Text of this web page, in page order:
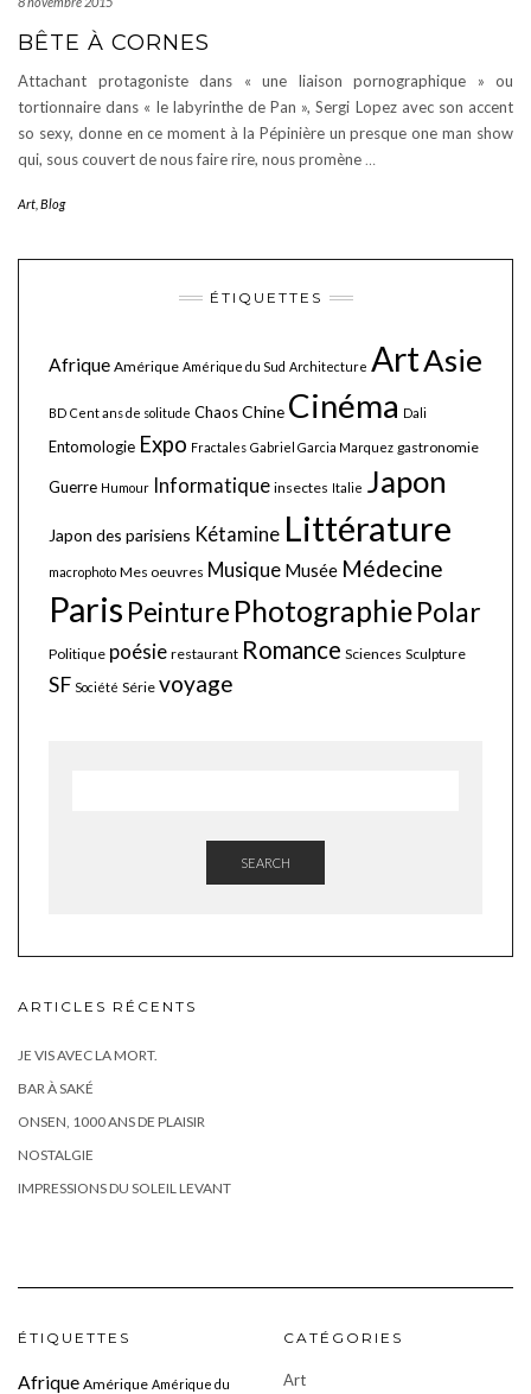
BÊTE À CORNES
Attachant protagoniste dans « une liaison pornographique » ou
tortionnaire dans « le labyrinthe de Pan », Sergi Lopez avec son accent
so sexy, donne en ce moment à la Pépinière un presque one man show
qui, sous couvert de nous faire rire, nous promène …
Art Blog
ÉTIQUETTES
Afrique Amérique Amérique du Sud Architecture ArtAsie
BD Cent ans de solitude ChaosChine Cinéma Dali
Entomologie Expo Fractales Gabriel Garcia Marquez gastronomie
Guerre Humour Informatique insectes Italie Japon
Japon des parisiens Kétamine Littérature
macrophoto Mes oeuvres Musique Musée Médecine
Paris Peinture PhotographiePolar
Politique poésie restaurant Romance Sciences Sculpture
SF Société Série voyage
SEARCH
ARTICLES RÉCENTS
JE VIS AVEC LA MORT.
BAR À SAKÉ
ONSEN, 1000 ANS DE PLAISIR
NOSTALGIE
IMPRESSIONS DU SOLEIL LEVANT
ÉTIQUETTES
Afrique Amérique Amérique du
CATÉGORIES
Art